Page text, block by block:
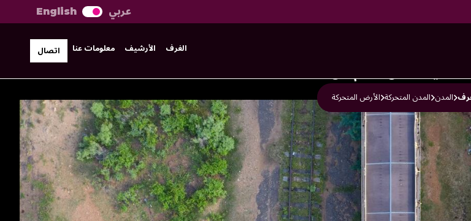
عربي English
الغرف الأرشيف معلومات عنا اتصال
المدن المدن المتحركة الأرض المتحركة
يمكننا أن نتعلم من